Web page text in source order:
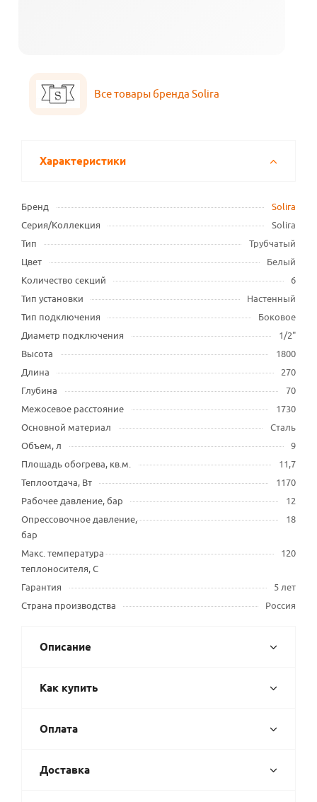
Все товары бренда Solira
Характеристики
Бренд
Solira
Серия/Коллекция
Solira
Тип
Трубчатый
Цвет
Белый
Количество секций
6
Тип установки
Настенный
Тип подключения
Боковое
Диаметр подключения
1/2"
Высота
1800
Длина
270
Глубина
70
Межосевое расстояние
1730
Основной материал
Сталь
Объем, л
9
Площадь обогрева, кв.м.
11,7
Теплоотдача, Вт
1170
Рабочее давление, бар
12
Опрессовочное давление,
бар
18
Макс. температура
теплоносителя, С
120
Гарантия
5 лет
Страна производства
Россия
Описание
Как купить
Оплата
Доставка